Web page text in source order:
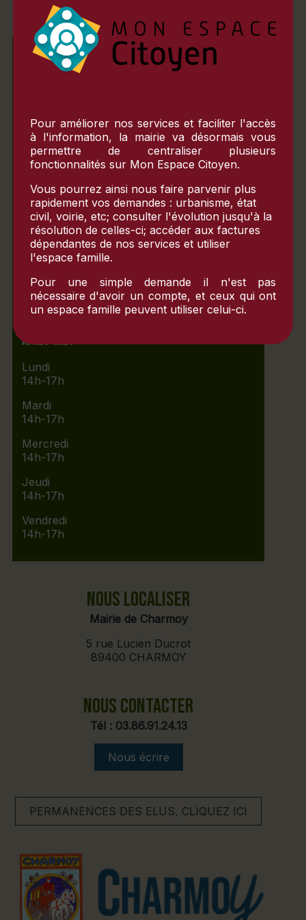
ACCUEIL DU PUBLIC
Lundi
10h-12h
fermé
Mercredifermé
Jeudi
10h-12h
Vendredi
fermé
Aprés-midi
Lundi
14h-17h
Mardi
14h-17h
Mercredi
14h-17h
Jeudi
14h-17h
Vendredi
14h-17h
NOUS LOCALISER
Mairie de Charmoy
5 rue Lucien Ducrot
89400 CHARMOY
NOUS CONTACTER
Tél : 03.86.91.24.13
Nous écrire
PERMANENCES DES ELUS, CLIQUEZ ICI
Pour améliorer nos services et faciliter l'accès
à l'information, la mairie va désormais vous
permettre de centraliser plusieurs
fonctionnalités sur Mon Espace Citoyen.
Vous pourrez ainsi nous faire parvenir plus
rapidement vos demandes : urbanisme, état
civil, voirie, etc; consulter l'évolution jusqu'à la
résolution de celles-ci; accéder aux factures
dépendantes de nos services et utiliser
l'espace famille.
Pour une simple demande il n'est pas
nécessaire d'avoir un compte, et ceux qui ont
un espace famille peuvent utiliser celui-ci.